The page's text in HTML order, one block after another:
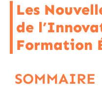
Les
de
Formation
SOMMAIRE